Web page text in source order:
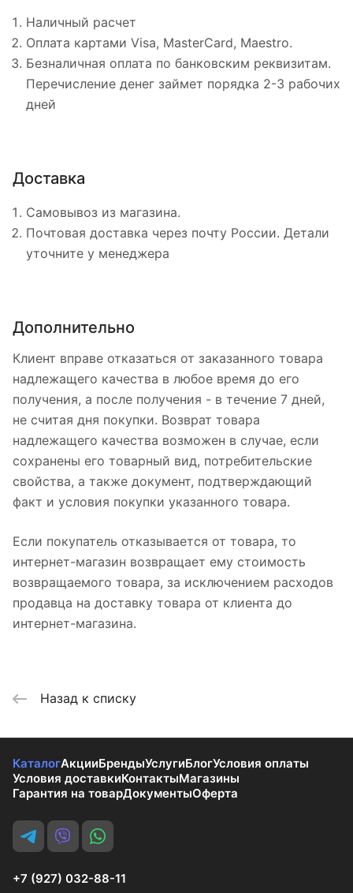
Наличный расчет
Оплата картами Visa, MasterCard, Maestro.
Безналичная оплата по банковским реквизитам.
Перечисление денег займет порядка 2-3 рабочих
дней
Доставка
Самовывоз из магазина.
Почтовая доставка через почту России. Детали
уточните у менеджера
Дополнительно
Клиент вправе отказаться от заказанного товара
надлежащего качества в любое время до его
получения, а после получения - в течение 7 дней,
не считая дня покупки. Возврат товара
надлежащего качества возможен в случае, если
сохранены его товарный вид, потребительские
свойства, а также документ, подтверждающий
факт и условия покупки указанного товара.
Если покупатель отказывается от товара, то
интернет-магазин возвращает ему стоимость
возвращаемого товара, за исключением расходов
продавца на доставку товара от клиента до
интернет-магазина.
Назад к списку
КаталогАкцииБрендыУслугиБлогУсловия оплаты
Условия доставкиКонтактыМагазины
Гарантия на товарДокументыОферта
+7 (927) 032-88-11